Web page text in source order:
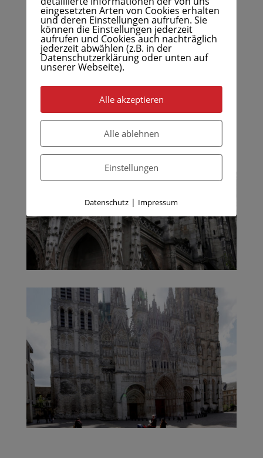
eingesetzten Arten von Cookies erhalten
und deren Einstellungen aufrufen. Sie
können die Einstellungen jederzeit
aufrufen und Cookies auch nachträglich
jederzeit abwählen (z.B. in der
Datenschutzerklärung oder unten auf
unserer Webseite).
Alle akzeptieren
Alle ablehnen
Einstellungen
Datenschutz | Impressum